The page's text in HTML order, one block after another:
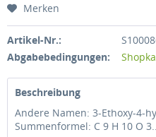
Merken
Artikel-Nr.:
Abgabebedingungen:
Beschreibung
Andere Namen: 3-Ethoxy-4-
Summenformel: C 9 H 10 O